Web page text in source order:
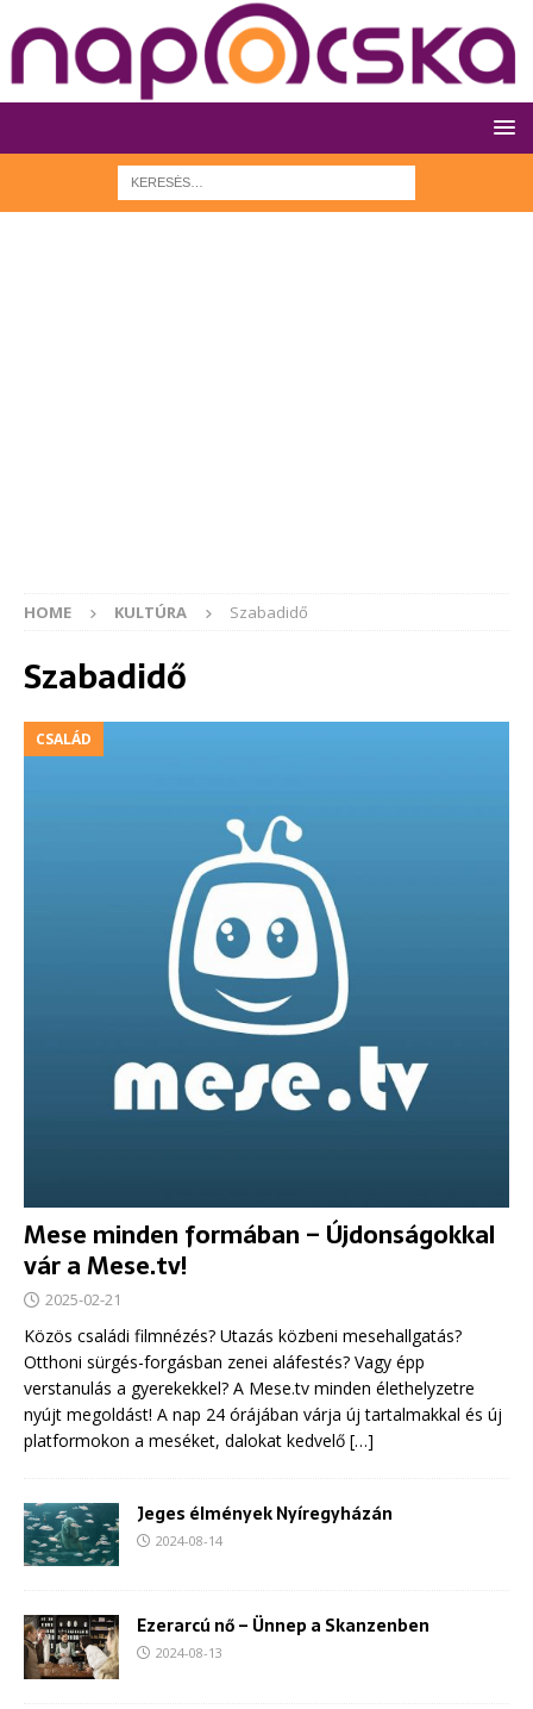
HOME KULTÚRA Szabadidő
Szabadidő
CSALÁD
Mese minden formában – Újdonságokkal
vár a Mese.tv!
2025-02-21
Közös családi filmnézés? Utazás közbeni mesehallgatás?
Otthoni sürgés-forgásban zenei aláfestés? Vagy épp
verstanulás a gyerekekkel? A Mese.tv minden élethelyzetre
nyújt megoldást! A nap 24 órájában várja új tartalmakkal és új
platformokon a meséket, dalokat kedvelő […]
Jeges élmények Nyíregyházán
2024-08-14
Ezerarcú nő – Ünnep a Skanzenben
2024-08-13